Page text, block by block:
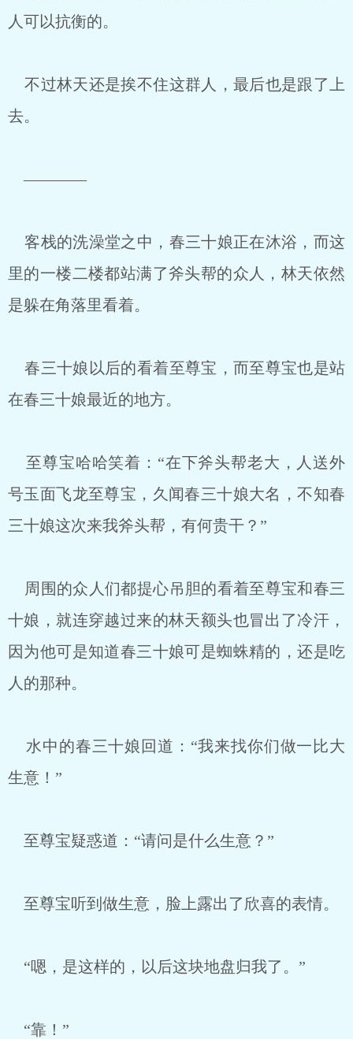
人可以抗衡的。
不过林天还是挨不住这群人，最后也是跟了上
去。
————
客栈的洗澡堂之中，春三十娘正在沐浴，而这
里的一楼二楼都站满了斧头帮的众人，林天依然
是躲在角落里看着。
春三十娘以后的看着至尊宝，而至尊宝也是站
在春三十娘最近的地方。
至尊宝哈哈笑着：“在下斧头帮老大，人送外
号玉面飞龙至尊宝，久闻春三十娘大名，不知春
三十娘这次来我斧头帮，有何贵干？”
周围的众人们都提心吊胆的看着至尊宝和春三
十娘，就连穿越过来的林天额头也冒出了冷汗，
因为他可是知道春三十娘可是蜘蛛精的，还是吃
人的那种。
水中的春三十娘回道：“我来找你们做一比大
生意！”
至尊宝疑惑道：“请问是什么生意？”
至尊宝听到做生意，脸上露出了欣喜的表情。
“嗯，是这样的，以后这块地盘归我了。”
“靠！”